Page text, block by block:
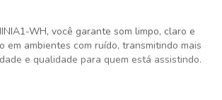
WH, você garante som limpo, claro e
em ambientes com ruído, transmitindo mais
e qualidade para quem está assistindo.